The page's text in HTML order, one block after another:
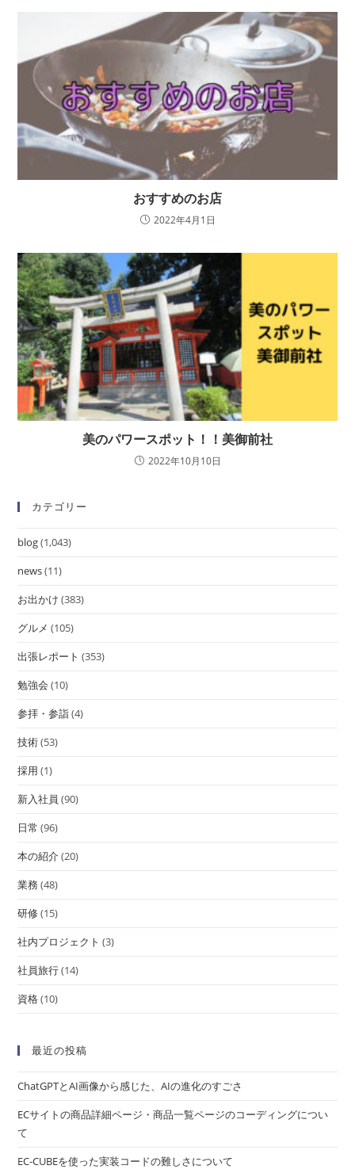
おすすめのお店
2022年4月1日
美のパワースポット！！美御前社
2022年10月10日
カテゴリー
blog(1,043)
news(11)
お出かけ (383)
グルメ (105)
出張レポート (353)
勉強会 (10)
参拝・参詣(4)
技術(53)
採用 (1)
新入社員 (90)
日常 (96)
本の紹介(20)
業務(48)
研修(15)
社内プロジェクト (3)
社員旅行(14)
資格(10)
最近の投稿
ChatGPTとAI画像から感じた、AIの進化のすごさ
ECサイトの商品詳細ページ・商品一覧ページのコーディングについ
て
EC-CUBEを使った実装コードの難しさについて